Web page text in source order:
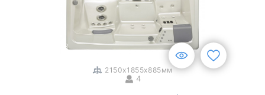
3
2150x1855x885мм
4